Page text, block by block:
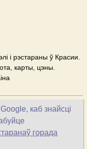
і рэстараны ў Красии.
карты, цэны.
каб знайсці
горада